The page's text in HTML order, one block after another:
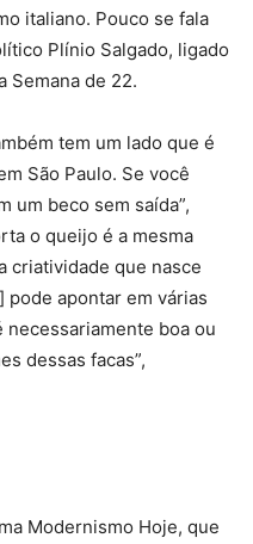
italiano. Pouco se fala
Plínio Salgado, ligado
Semana de 22.
tem um lado que é
São Paulo. Se você
um beco sem saída”,
o queijo é a mesma
criatividade que nasce
apontar em várias
boa ou
dessas facas”,
Modernismo Hoje, que